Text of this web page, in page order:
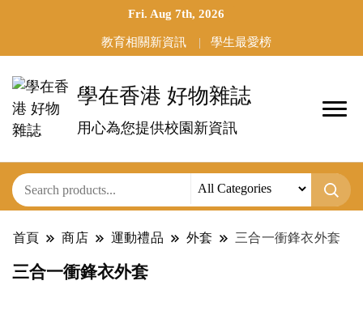
Fri. Aug 7th, 2026
教育相關新資訊 學生最愛榜
學在香港 好物雜誌
用心為您提供校園新資訊
首頁 商店 運動禮品 外套 三合一衝鋒衣外套
三合一衝鋒衣外套